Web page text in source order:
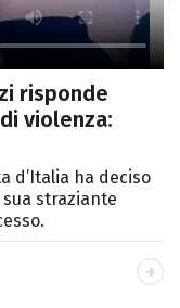
risponde
violenza:
d’Italia ha deciso
straziante